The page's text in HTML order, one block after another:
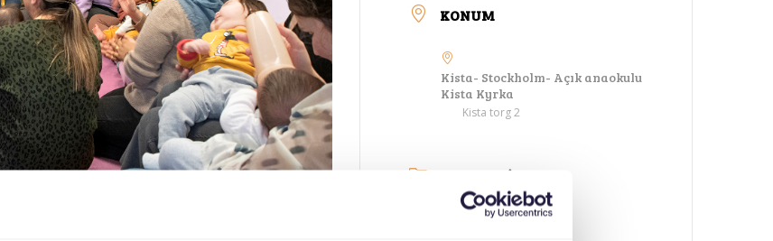
KONUM
Kista- Stockholm- Açık anaokulu
Kista Kyrka
Kista torg 2
KATEGORILER
Ebeveyn toplantıları